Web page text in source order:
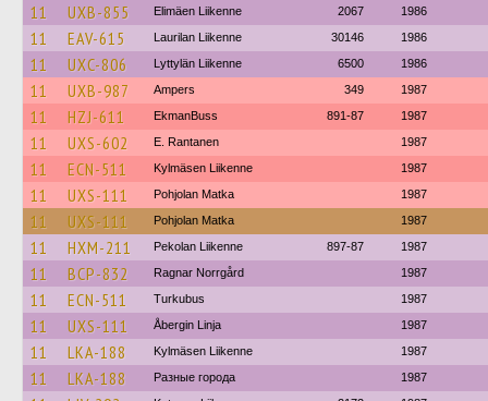
11 UXB-855 Elimäen Liikenne 2067 1986
11 EAV-615 Laurilan Liikenne 30146 1986
11 UXC-806 Lyttylän Liikenne 6500 1986
11 UXB-987 Ampers 349 1987
11 HZJ-611 EkmanBuss 891-87 1987
11 UXS-602 E. Rantanen 1987
11 ECN-511 Kylmäsen Liikenne 1987
11 UXS-111 Pohjolan Matka 1987
11 UXS-111 Pohjolan Matka 1987
11 HXM-211 Pekolan Liikenne 897-87 1987
11 BCP-832 Ragnar Norrgård 1987
11 ECN-511 Turkubus 1987
11 UXS-111 Åbergin Linja 1987
11 LKA-188 Kylmäsen Liikenne 1987
11 LKA-188 Разные города 1987